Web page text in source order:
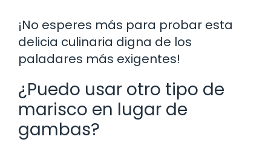
¡No esperes más para probar esta
delicia culinaria digna de los
paladares más exigentes!
¿Puedo usar otro tipo de
marisco en lugar de
gambas?